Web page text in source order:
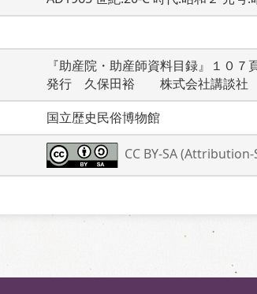
『助産院・助産師資料目録』１０
発行　久保田裕　　株式会社講談社
国立歴史民俗博物館
CC BY-SA